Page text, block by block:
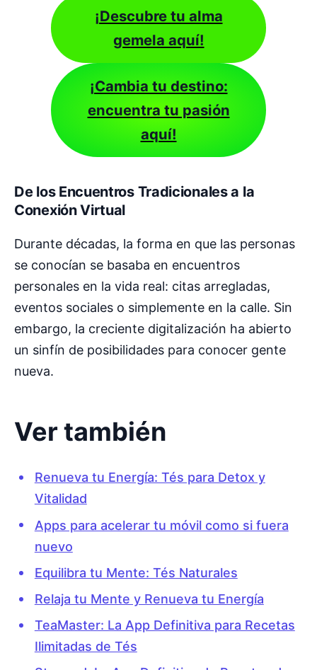
¡Descubre tu alma
gemela aquí!
¡Cambia tu destino:
encuentra tu pasión
aquí!
De los Encuentros Tradicionales a la
Conexión Virtual
Durante décadas, la forma en que las personas
se conocían se basaba en encuentros
personales en la vida real: citas arregladas,
eventos sociales o simplemente en la calle. Sin
embargo, la creciente digitalización ha abierto
un sinfín de posibilidades para conocer gente
nueva.
Ver también
Renueva tu Energía: Tés para Detox y
Vitalidad
Apps para acelerar tu móvil como si fuera
nuevo
Equilibra tu Mente: Tés Naturales
Relaja tu Mente y Renueva tu Energía
TeaMaster: La App Definitiva para Recetas
Ilimitadas de Tés